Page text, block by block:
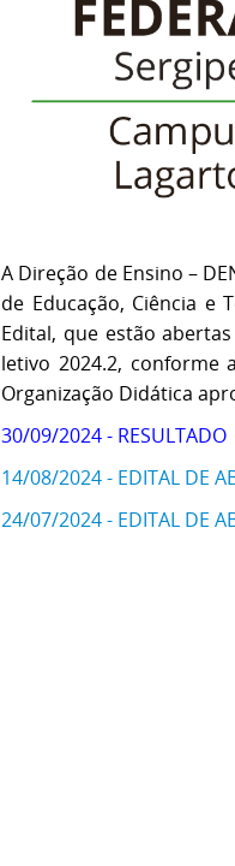
A Direção de Ensino –
de Educação, Ciência e
Edital, que estão
letivo 2024.2, conforme
Organização Didática
30/09/2024 - RESULTADO
14/08/2024 - EDITAL DE
24/07/2024 - EDITAL DE